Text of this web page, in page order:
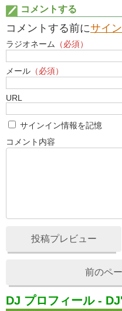
コメントする
コメントする前にサイ
ラジオネーム （必須）
メール （必須）
URL
サインイン情報を記憶
コメント内容
投稿プレビュー
前のペ
DJ プロフィール -